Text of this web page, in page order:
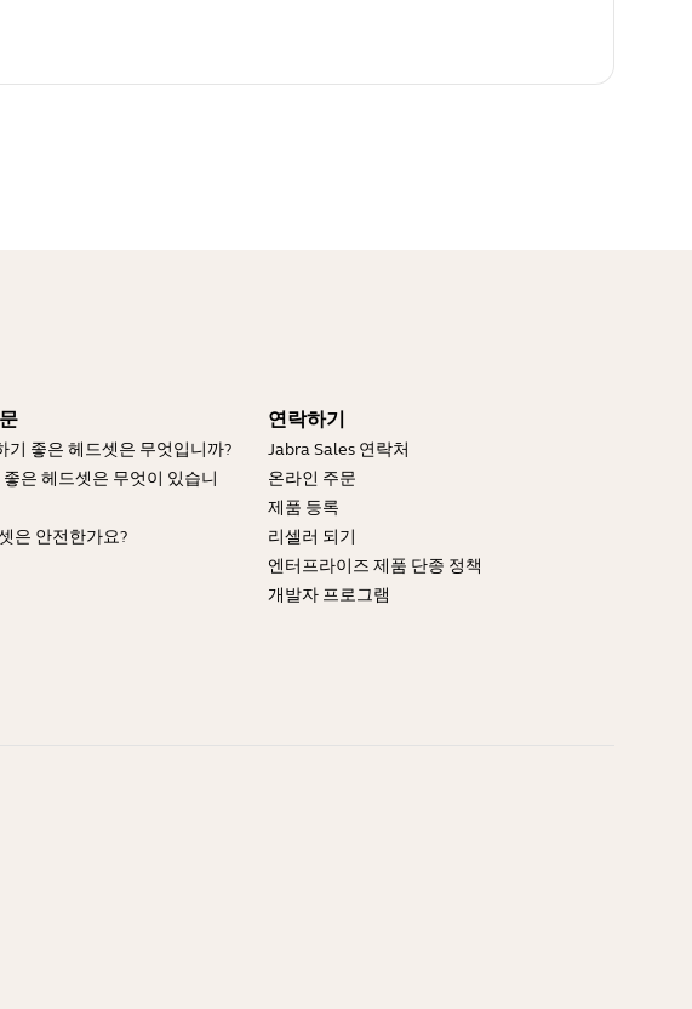
기 좋은 헤드셋은 무엇입니까?
은 헤드셋은 무엇이 있습니
은 안전한가요?
연락하기
Jabra Sales 연락처
온라인 주문
제품 등록
리셀러 되기
엔터프라이즈 제품 단종 정책
개발자 프로그램